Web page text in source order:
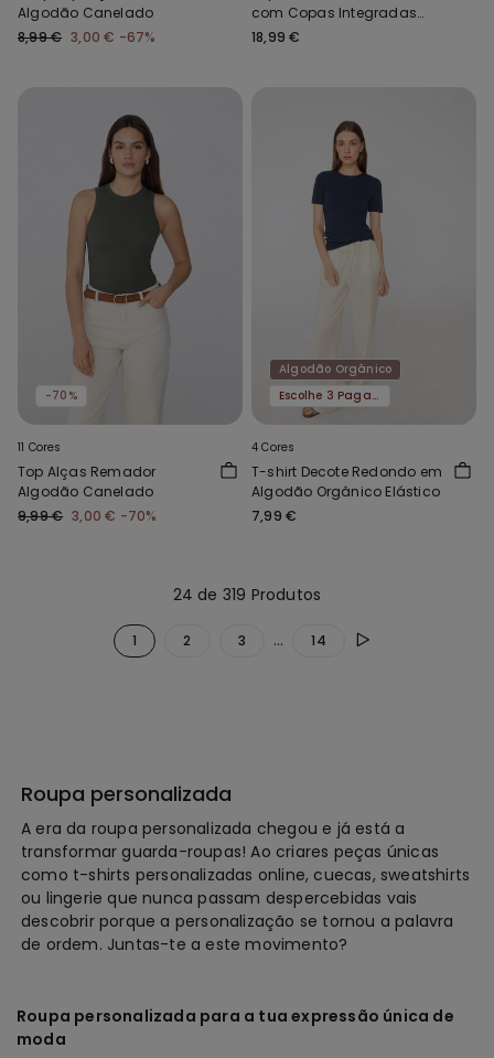
Algodão Canelado
8,99 € 3,00 € -67%
com Copas Integradas
Algodão Canelado
18,99 €
-70%
11 Cores
Top Alças Remador
Algodão Canelado
9,99 € 3,00 € -70%
Algodão Orgânico
Escolhe 3 Paga 2
4 Cores
T-shirt Decote Redondo em
Algodão Orgânico Elástico
7,99 €
24 de 319 Produtos
1 2 3 ... 14
Roupa personalizada
A era da roupa personalizada chegou e já está a
transformar guarda-roupas! Ao criares peças únicas
como t-shirts personalizadas online, cuecas, sweatshirts
ou lingerie que nunca passam despercebidas vais
descobrir porque a personalização se tornou a palavra
de ordem. Juntas-te a este movimento?
Roupa personalizada para a tua expressão única de
moda